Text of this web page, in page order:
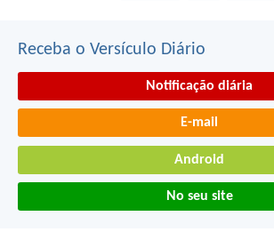
Receba o Versículo Diário
Notificação diária
E-mail
Android
No seu site